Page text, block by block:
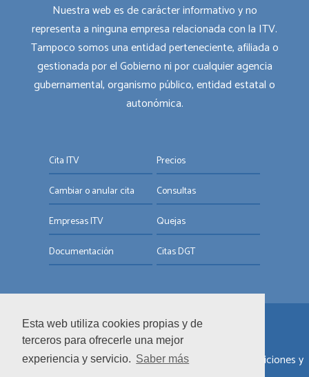
Esta web utiliza cookies propias y de
terceros para ofrecerle una mejor
experiencia y servicio. Saber más
Nuestra web es de carácter informativo y no
representa a ninguna empresa relacionada con la ITV.
Tampoco somos una entidad perteneciente, afiliada o
gestionada por el Gobierno ni por cualquier agencia
gubernamental, organismo público, entidad estatal o
autonómica.
Cita ITV
Cambiar o anular cita
Empresas ITV
Documentación
Precios
Consultas
Quejas
Citas DGT
© ITV.com.es
Sobre nosotros|Informar de un error|Términos y condiciones y